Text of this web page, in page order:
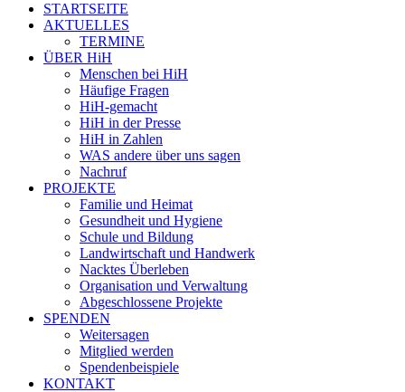
STARTSEITE
AKTUELLES
TERMINE
ÜBER HiH
Menschen bei HiH
Häufige Fragen
HiH-gemacht
HiH in der Presse
HiH in Zahlen
WAS andere über uns sagen
Nachruf
PROJEKTE
Familie und Heimat
Gesundheit und Hygiene
Schule und Bildung
Landwirtschaft und Handwerk
Nacktes Überleben
Organisation und Verwaltung
Abgeschlossene Projekte
SPENDEN
Weitersagen
Mitglied werden
Spendenbeispiele
KONTAKT